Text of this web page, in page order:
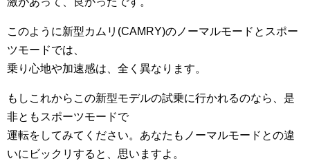
このように新型カムリ(CAMRY)のノーマルモードとスポー
ツモードでは、
乗り心地や加速感は、全く異なります。
もしこれからこの新型モデルの試乗に行かれるのなら、是
非ともスポーツモードで
運転をしてみてください。あなたもノーマルモードとの違
いにビックリすると、思いますよ。